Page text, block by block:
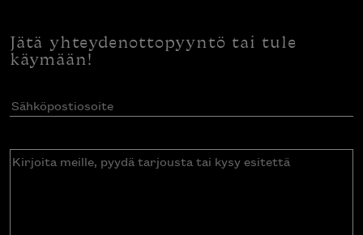
Jätä yhteydenottopyyntö tai tule
käymään!
Sähköpostiosoite(Pakollinen)
Kirjoita